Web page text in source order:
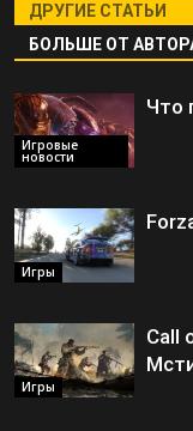
ДРУГИЕ СТАТЬИ
БОЛЬШЕ ОТ
Игровые
новости
Что
Игры
Игры
Call